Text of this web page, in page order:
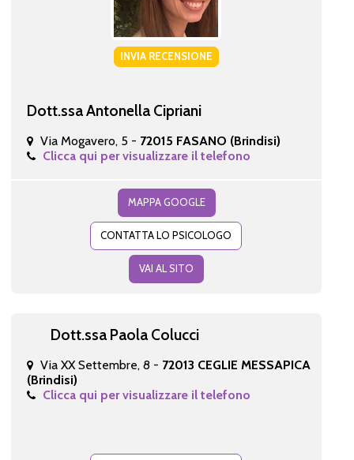
INVIA RECENSIONE
Dott.ssa Antonella Cipriani
Via Mogavero, 5 - 72015 FASANO (Brindisi)
Clicca qui per visualizzare il telefono
MAPPA GOOGLE
CONTATTA LO PSICOLOGO
VAI AL SITO
Dott.ssa Paola Colucci
Via XX Settembre, 8 - 72013 CEGLIE MESSAPICA
(Brindisi)
Clicca qui per visualizzare il telefono